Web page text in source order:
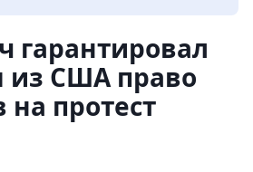
гарантировал
из США право
протест